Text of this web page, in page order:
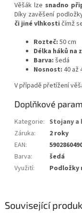
Související
Věšák lze snadno
Díky zavěšení
či jiné vlhkosti čímž
Rozteč: 50 cm
Délka háků na
Barva: šedá
Nosnost: 40 až
V případě přetížení
Doplňkové
Kategorie: Stojany a
Záruka:
2 roky
EAN:
Barva:
šedá
Využití: Podložky